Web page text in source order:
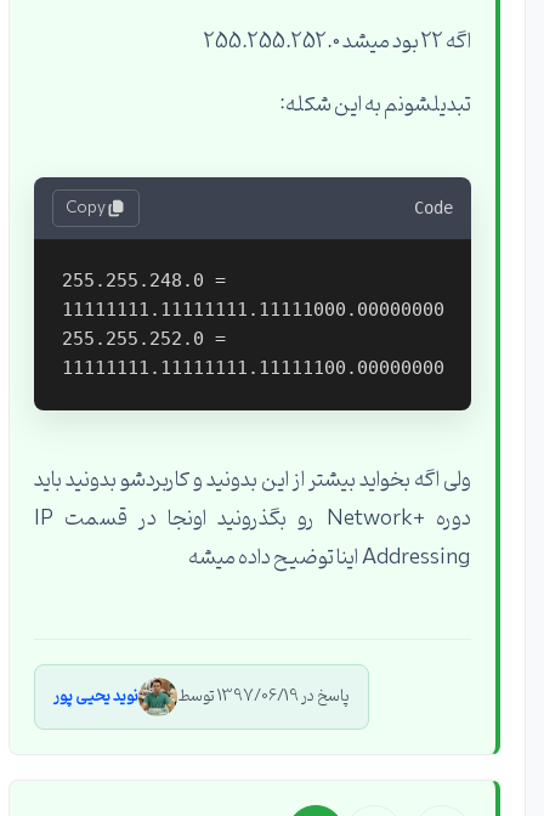
اگه 22 بود میشد 255.255.252.0
تبدیلشونم به این شکله:
Code
Copy
255.255.248.0 =
11111111.11111111.11111000.00000000
255.255.252.0 =
ولی اگه بخواید بیشتر از این بدونید و کاربردشو بدونید باید
دوره +Network رو بگذرونید اونجا در قسمت IP
Addressing اینا توضیح داده میشه
پاسخ در 1397/06/19 توسط نوید یحیی پور